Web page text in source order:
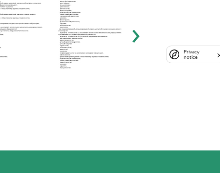
›
Privacy
notice